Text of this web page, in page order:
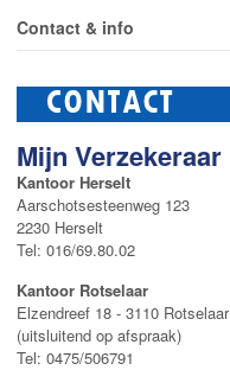
Contact & info
Mijn Verzekeraar
Kantoor Herselt
Aarschotsesteenweg 123
2230 Herselt
Tel: 016/69.80.02
Kantoor Rotselaar
Elzendreef 18 - 3110 Rotselaar
(uitsluitend op afspraak)
Tel: 0475/506791